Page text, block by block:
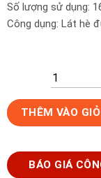
Số lượng sử dụng:
Công dụng: Lát hè
Gạch
lát
hè
Secoin
THÊM VÀO
BÁO GIÁ